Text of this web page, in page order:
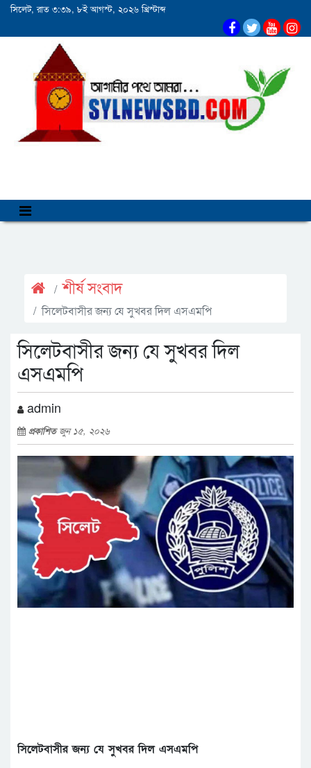
সিলেট, রাত ৩:৩৯, ৮ই আগস্ট, ২০২৬ খ্রিস্টাব্দ
শীর্ষ সংবাদ
সিলেটবাসীর জন্য যে সুখবর দিল এসএমপি
সিলেটবাসীর জন্য যে সুখবর দিল
এসএমপি
admin
প্রকাশিতজুন ১৫, ২০২৬
সিলেটবাসীর জন্য যে সুখবর দিল এসএমপি